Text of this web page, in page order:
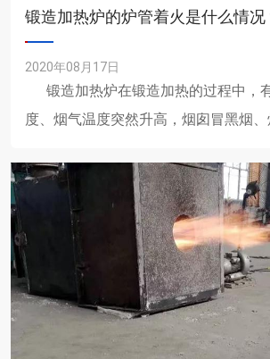
锻造加热炉的炉管着火是什么情况
2020年08月17日
锻造加热炉在锻造加热的过程中，
度、烟气温度突然升高，烟囱冒黑烟、